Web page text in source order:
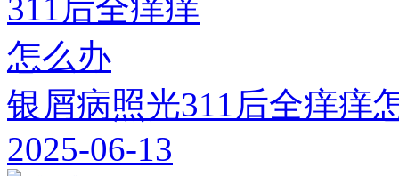
银屑病照光311后全痒痒
2025-06-13